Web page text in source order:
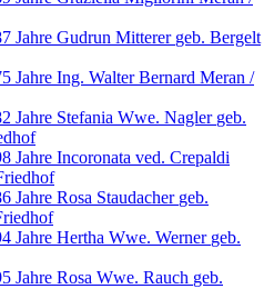
Jahre Gudrun Mitterer geb. Bergelt
Jahre Ing. Walter Bernard Meran /
Jahre Stefania Wwe. Nagler geb.
Jahre Incoronata ved. Crepaldi
Jahre Rosa Staudacher geb.
Jahre Hertha Wwe. Werner geb.
Jahre Rosa Wwe. Rauch geb.